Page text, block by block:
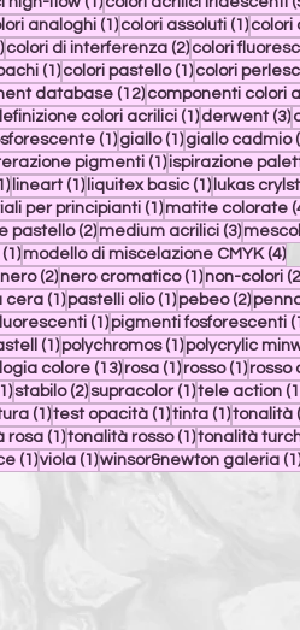
analoghi (1)1 post
colori assoluti (1)1 post
colori
7 post
colori di interferenza (2)2 post
colori
(1)1 post
colori pastello (1)1 post
colori
database (12)12 post
componenti colori
colori acrilici (1)1 post
derwent (3)
(1)1 post
giallo (1)1 post
giallo cadmio
pigmenti (1)1 post
ispirazione
1 post
lineart (1)1 post
liquitex basic (1)1 post
lukas
per principianti (1)1 post
matite colorate
pastello (2)2 post
medium acrilici (3)3 post
(1)1 post
modello di miscelazione CMYK (4)4
post
nero (2)2 post
nero cromatico (1)1 post
non-colori
cera (1)1 post
pastelli olio (1)1 post
pebeo (2)2 post
(1)1 post
pigmenti fosforescenti
(1)1 post
polychromos (1)1 post
polycrylic
colore (13)13 post
rosa (1)1 post
rosso (1)1 post
rosso
1 post
stabilo (2)2 post
supracolor (1)1 post
tele action
(1)1 post
test opacità (1)1 post
tinta (1)1 post
tonalità
rosa (1)1 post
tonalità rosso (1)1 post
tonalità
(1)1 post
viola (1)1 post
winsor&newton galeria (1)